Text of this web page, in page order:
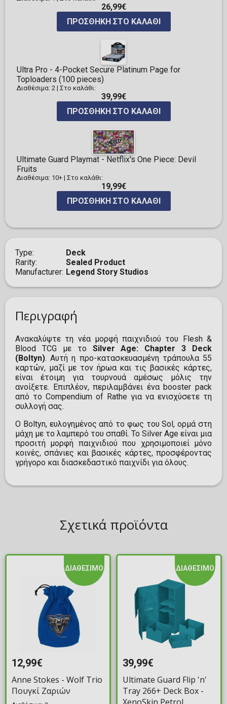
26,99€
ΠΡΟΣΘΉΚΗ ΣΤΟ ΚΑΛΆΘΙ
Ultra Pro - 4-Pocket Secure Platinum Page for
Toploaders (100 pieces)
Διαθέσιμα: 2 | Στο καλάθι:
39,99€
ΠΡΟΣΘΉΚΗ ΣΤΟ ΚΑΛΆΘΙ
Ultimate Guard Playmat - Netflix's One Piece: Devil
Fruits
Διαθέσιμα: 10+ | Στο καλάθι:
19,99€
ΠΡΟΣΘΉΚΗ ΣΤΟ ΚΑΛΆΘΙ
Type
Deck
Rarity
Sealed Product
Manufacturer Legend Story Studios
Περιγραφή
Ανακαλύψτε τη νέα μορφή παιχνιδιού του Flesh &
Blood TCG με το Silver Age: Chapter 3 Deck
(Boltyn). Αυτή η προ-κατασκευασμένη τράπουλα 55
καρτών, μαζί με τον ήρωα και τις βασικές κάρτες,
είναι έτοιμη για τουρνουά αμέσως μόλις την
ανοίξετε. Επιπλέον, περιλαμβάνει ένα booster pack
από το Compendium of Rathe για να ενισχύσετε τη
συλλογή σας.
Ο Boltyn, ευλογημένος από το φως του Sol, ορμά στη
μάχη με το λαμπερό του σπαθί. Το Silver Age είναι μια
προσιτή μορφή παιχνιδιού που χρησιμοποιεί μόνο
κοινές, σπάνιες και βασικές κάρτες, προσφέροντας
γρήγορο και διασκεδαστικό παιχνίδι για όλους.
Σχετικά προϊόντα
ΔΙΑΘΕΣΙΜΟ
12,99€
Anne Stokes - Wolf Trio
Πουγκί Ζαριών
ΔΙΑΘΕΣΙΜΟ
39,99€
Ultimate Guard Flip 'n'
Tray 266+ Deck Box -